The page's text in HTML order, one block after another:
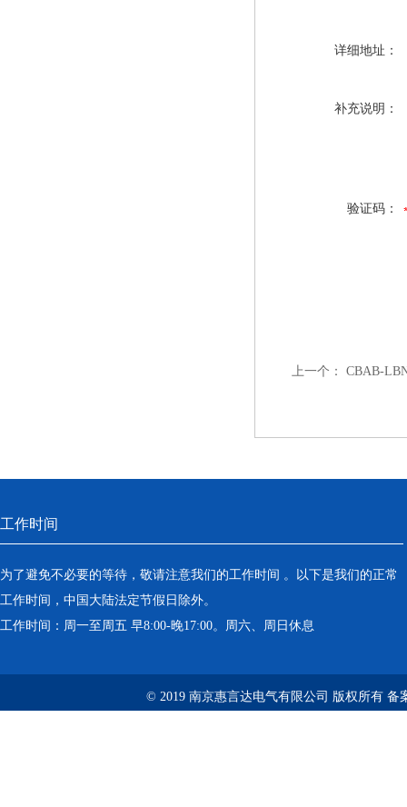
详细地址：
补充说明：
验证码：
上一个： CBAB-
工作时间
为了避免不必要的等待，敬请注意我们的工作时间 。以下是我们的正常
工作时间，中国大陆法定节假日除外。
工作时间：周一至周五 早8:00-晚17:00。周六、周日休息
© 2019 南京惠言达电气有限公司 版权所有 备